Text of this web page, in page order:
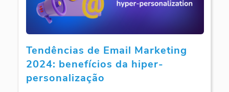
Tendências de Email Marketing
2024: benefícios da hiper-
personalização